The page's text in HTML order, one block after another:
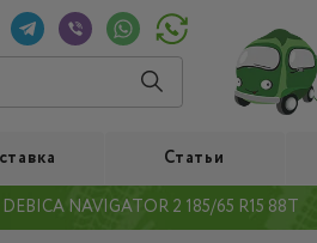
Статьи
DEBICA NAVIGATOR 2 185/65 R15 88T